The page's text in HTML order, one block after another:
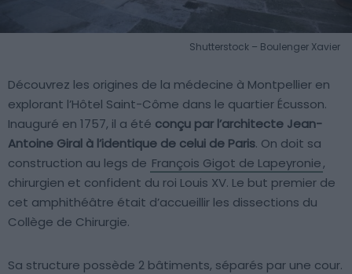
Shutterstock – Boulenger Xavier
Découvrez les origines de la médecine à Montpellier en
explorant l’Hôtel Saint-Côme dans le quartier Écusson.
Inauguré en 1757, il a été conçu par l’architecte Jean-
Antoine Giral à l’identique de celui de Paris. On doit sa
construction au legs de François Gigot de Lapeyronie,
chirurgien et confident du roi Louis XV. Le but premier de
cet amphithéâtre était d’accueillir les dissections du
Collège de Chirurgie.
Sa structure possède 2 bâtiments, séparés par une cour.